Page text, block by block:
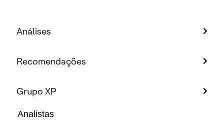
Análises
Recomendações
Grupo XP
Analistas